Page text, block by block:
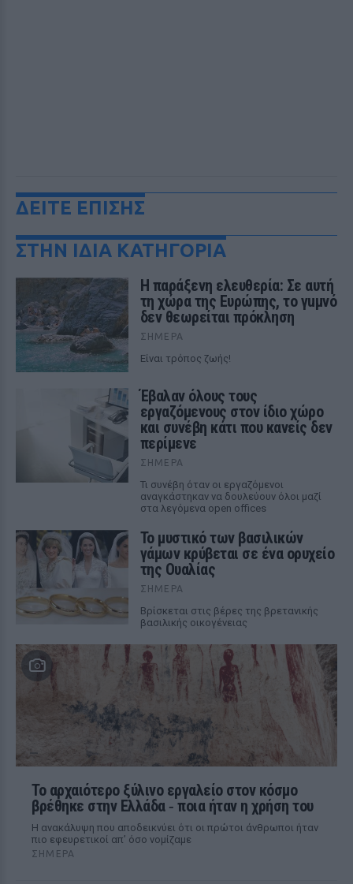
ΔΕΙΤΕ ΕΠΙΣΗΣ
ΣΤΗΝ ΙΔΙΑ ΚΑΤΗΓΟΡΙΑ
Η παράξενη ελευθερία: Σε αυτή
τη χώρα της Ευρώπης, το γuμνό
δεν θεωρείται πρόκληση
ΣΉΜΕΡΑ
Είναι τρόπος ζωής!
Έβαλαν όλους τους
εργαζόμενους στον ίδιο χώρο
και συνέβη κάτι που κανείς δεν
περίμενε
ΣΉΜΕΡΑ
Τι συνέβη όταν οι εργαζόμενοι
αναγκάστηκαν να δουλεύουν όλοι μαζί
στα λεγόμενα open offices
Το μυστικό των βασιλικών
γάμων κρύβεται σε ένα ορυχείο
της Ουαλίας
ΣΉΜΕΡΑ
Βρίσκεται στις βέρες της βρετανικής
βασιλικής οικογένειας
Το αρχαιότερο ξύλινο εργαλείο στον κόσμο
βρέθηκε στην Ελλάδα ‑ ποια ήταν η χρήση του
Η ανακάλυψη που αποδεικνύει ότι οι πρώτοι άνθρωποι ήταν
πιο εφευρετικοί απ’ όσο νομίζαμε
ΣΉΜΕΡΑ